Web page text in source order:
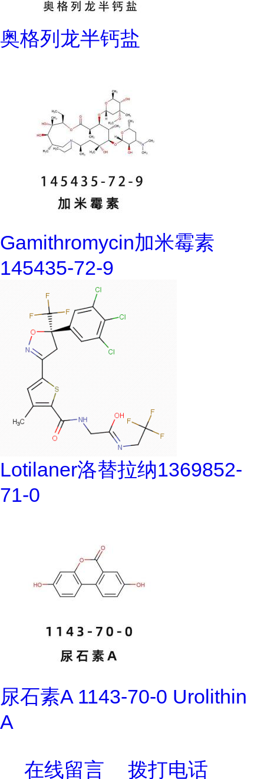
奥格列龙半钙盐
Gamithromycin加米霉素
145435-72-9
Lotilaner洛替拉纳1369852-
71-0
尿石素A 1143-70-0 Urolithin
A
在线留言 拨打电话